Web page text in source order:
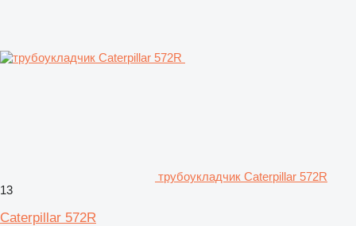
трубоукладчик Caterpillar 572R
13
Caterpillar 572R